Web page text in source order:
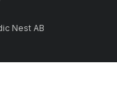
Nest AB